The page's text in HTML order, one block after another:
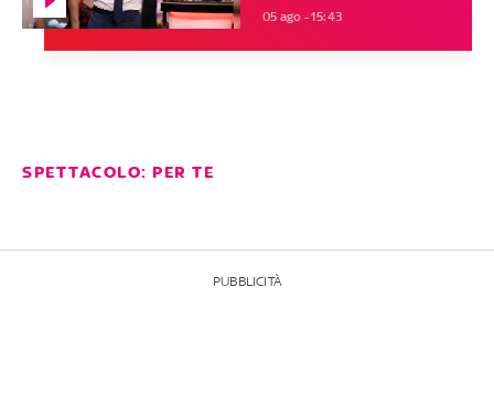
05 ago - 15:43
SPETTACOLO: PER TE
PUBBLICITÀ